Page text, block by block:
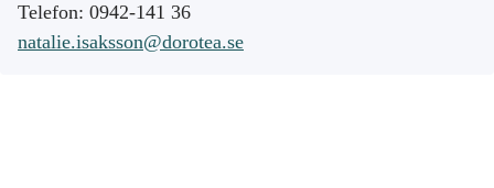
Telefon: 0942-141 36
natalie.isaksson@dorotea.se